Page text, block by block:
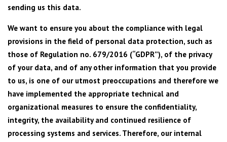
sending us this data.
We want to ensure you about the compliance with legal
provisions in the field of personal data protection, such as
those of Regulation no. 679/2016 (“GDPR”), of the privacy
of your data, and of any other information that you provide
to us, is one of our utmost preoccupations and therefore we
have implemented the appropriate technical and
organizational measures to ensure the confidentiality,
integrity, the availability and continued resilience of
processing systems and services. Therefore, our internal